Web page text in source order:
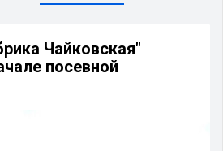
Чайковская"
посевной